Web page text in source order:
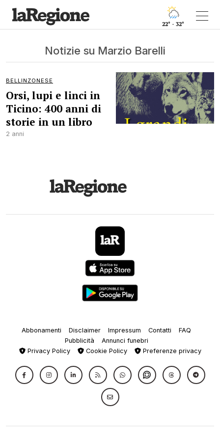
22° - 32°
Notizie su Marzio Barelli
BELLINZONESE
Orsi, lupi e linci in
Ticino: 400 anni di
storie in un libro
2 anni
Abbonamenti Disclaimer Impressum Contatti
FAQ
Pubblicità
Annunci funebri
Privacy Policy
Cookie Policy Preferenze privacy